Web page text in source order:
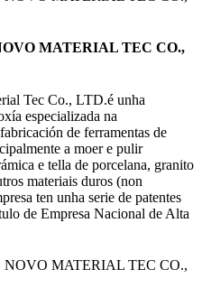
MATERIAL TEC CO.,
Tec Co., LTD.é unha
especializada na
de ferramentas de
a moer e pulir
e tella de porcelana, granito
materiais duros (non
ten unha serie de patentes
de Empresa Nacional de Alta